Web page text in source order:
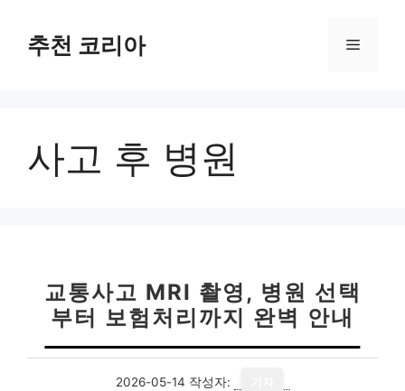
추천 코리아 메
사고 후 병원
교통사고 MRI 촬영, 병원 선택
부터 보험처리까지 완벽 안내
2026-05-14 작성자: